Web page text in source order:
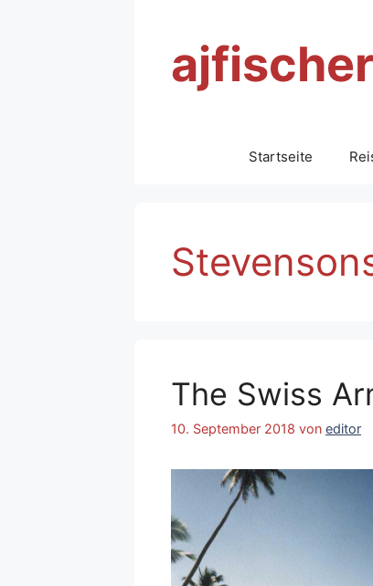
ajfischer
Startseite
The Swiss
10. September 2018 von editor